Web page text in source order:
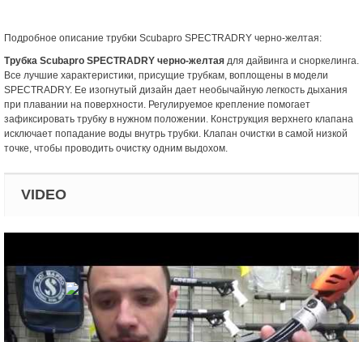
Подробное описание трубки Scubapro SPECTRADRY черно-желтая:
Трубка Scubapro SPECTRADRY черно-желтая для дайвинга и сноркелинга.
Все лучшие характеристики, присущие трубкам, воплощены в модели
SPECTRADRY. Ее изогнутый дизайн дает необычайную легкость дыхания
при плавании на поверхности. Регулируемое крепление помогает
зафиксировать трубку в нужном положении. Конструкция верхнего клапана
исключает попадание воды внутрь трубки. Клапан очистки в самой низкой
точке, чтобы проводить очистку одним выдохом.
VIDEO